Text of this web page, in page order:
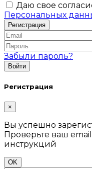
Даю свое
Персональных
Забыли пароль?
Регистрация
×
Вы успешно
Проверьте ваш
инструкций
OK